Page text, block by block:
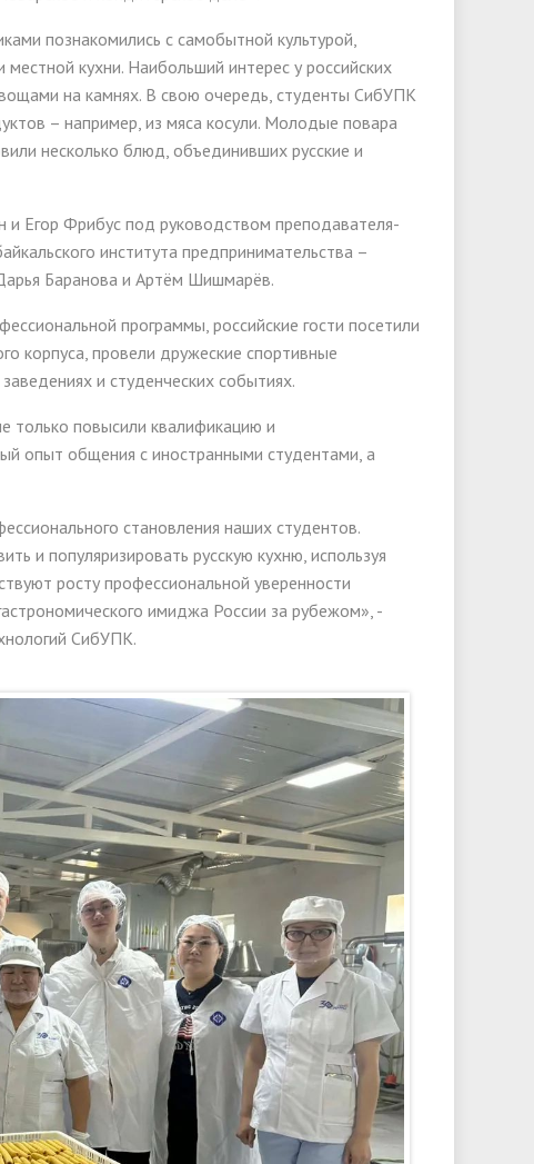
познакомились с самобытной культурой,
кухни. Наибольший интерес у российских
на камнях. В свою очередь, студенты СибУПК
– например, из мяса косули. Молодые повара
несколько блюд, объединивших русские и
Егор Фрибус под руководством преподавателя-
института предпринимательства –
Баранова и Артём Шишмарёв.
программы, российские гости посетили
корпуса, провели дружеские спортивные
и студенческих событиях.
только повысили квалификацию и
опыт общения с иностранными студентами, а
становления наших студентов.
и популяризировать русскую кухню, используя
росту профессиональной уверенности
имиджа России за рубежом», -
СибУПК.